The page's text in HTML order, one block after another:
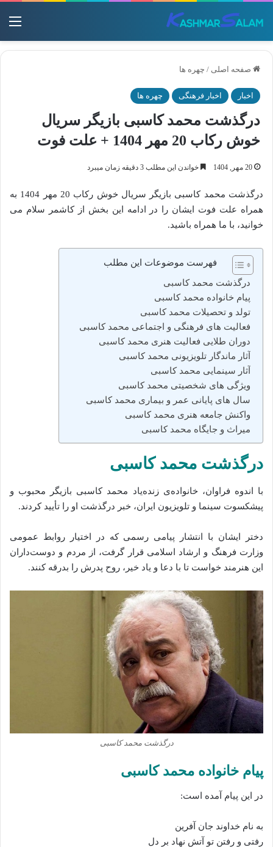
صفحه اصلی / چهره ها
اخبار اخبار فرهنگی چهره ها
درگذشت محمد کاسبی بازیگر سریال
خوش رکاب 20 مهر 1404 + علت فوت
20 مهر, 1404 خواندن این مطلب 3 دقیقه زمان میبرد
درگذشت محمد کاسبی بازیگر سریال خوش رکاب 20 مهر 1404 به
همراه علت فوت ایشان را در ادامه این بخش از کاشمر سلام می
خوانید، با ما همراه باشید.
فهرست موضوعات این مطلب
درگذشت محمد کاسبی
پیام خانواده محمد کاسبی
تولد و تحصیلات محمد کاسبی
فعالیت‌ های فرهنگی و اجتماعی محمد کاسبی
دوران طلایی فعالیت هنری محمد کاسبی
آثار ماندگار تلویزیونی محمد کاسبی
آثار سینمایی محمد کاسبی
ویژگی‌ های شخصیتی محمد کاسبی
سال‌ های پایانی عمر و بیماری محمد کاسبی
واکنش جامعه هنری محمد کاسبی
میراث و جایگاه محمد کاسبی
درگذشت محمد کاسبی
با اندوه فراوان، خانواده‌ی زنده‌یاد محمد کاسبی بازیگر محبوب و
پیشکسوت سینما و تلویزیون ایران، خبر درگذشت او را تأیید کردند.
دختر ایشان با انتشار پیامی رسمی که در اختیار روابط عمومی
وزارت فرهنگ و ارشاد اسلامی قرار گرفت، از مردم و دوست‌داران
این هنرمند خواست تا با دعا و یاد خیر، روح پدرش را بدرقه کنند.
درگذشت محمد کاسبی
پیام خانواده محمد کاسبی
در این پیام آمده است:
به نام خداوند جان آفرین
رفتی و رفتن تو آتش نهاد بر دل